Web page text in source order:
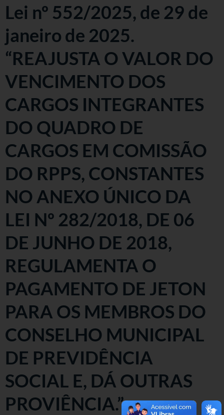
Lei nº 552/2025, de 29 de
janeiro de 2025.
“REAJUSTA O VALOR DO
VENCIMENTO DOS
CARGOS INTEGRANTES
DO QUADRO DE
CARGOS EM COMISSÃO
DO RPPS, CONSTANTES
NO ANEXO ÚNICO DA
LEI Nº 282/2018, DE 06
DE JUNHO DE 2018,
REGULAMENTA O
PAGAMENTO DE JETON
PARA OS MEMBROS DO
CONSELHO MUNICIPAL
DE PREVIDÊNCIA
SOCIAL E, DÁ OUTRAS
PROVIÊNCIA.”